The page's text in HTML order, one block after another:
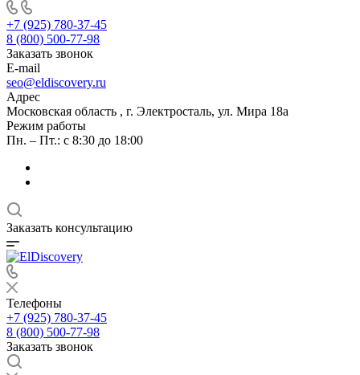
+7 (925) 780-37-45
8 (800) 500-77-98
Заказать звонок
E-mail
seo@eldiscovery.ru
Адрес
Московская область , г. Электросталь, ул. Мира 18а
Режим работы
Пн. – Пт.: с 8:30 до 18:00
Заказать консультацию
Телефоны
+7 (925) 780-37-45
8 (800) 500-77-98
Заказать звонок